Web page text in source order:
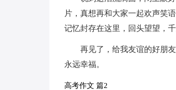
片，真想再和大家一起欢声笑
记忆封存在这里，回头望望，千
再见了，给我友谊的好朋
永远幸福。
高考作文 篇2